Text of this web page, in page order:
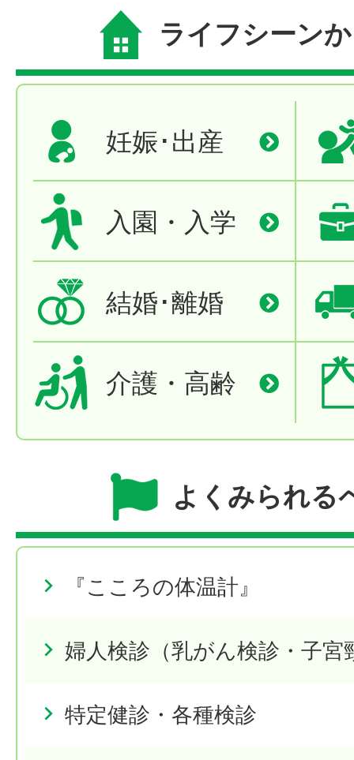
ライフシーン
妊娠･出産
入園・入学
結婚･離婚
介護・高齢
よくみられる
『こころの体温計』
婦人検診（乳がん検診・子宮
特定健診・各種検診